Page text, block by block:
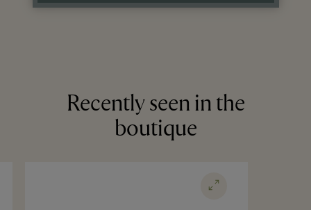
Recently seen in the
boutique